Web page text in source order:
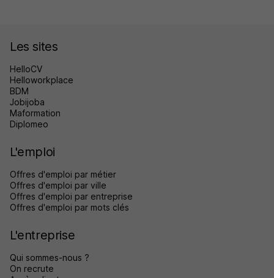
Les sites
HelloCV
Helloworkplace
BDM
Jobijoba
Maformation
Diplomeo
L'emploi
Offres d'emploi par métier
Offres d'emploi par ville
Offres d'emploi par entreprise
Offres d'emploi par mots clés
L'entreprise
Qui sommes-nous ?
On recrute